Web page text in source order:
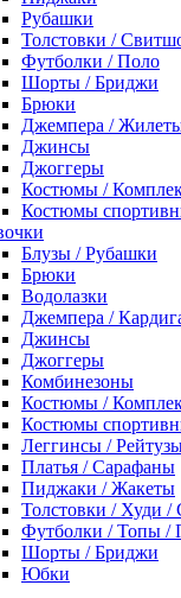
Рубашки
Толстовки /
Футболки / Поло
Шорты / Бриджи
Брюки
Джемпера /
Джинсы
Джоггеры
Костюмы /
Костюмы
Блузы / Рубашки
Брюки
Водолазки
Джемпера /
Джинсы
Джоггеры
Комбинезоны
Костюмы /
Костюмы
Леггинсы /
Платья / Сарафаны
Пиджаки / Жакеты
Толстовки / Худи
Футболки / Топы /
Шорты / Бриджи
Юбки